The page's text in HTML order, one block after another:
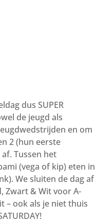
dus SUPER
de jeugd als
en om
2 (hun eerste
Tussen het
(vega of kip) eten in
We sluiten de dag af
Zwart & Wit voor A-
– ook als je niet thuis